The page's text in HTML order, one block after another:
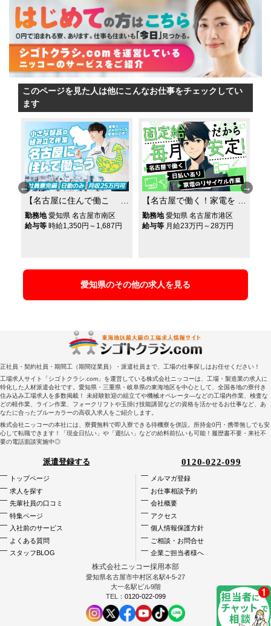
このページを見た人は他にこんなお仕事をチェックしてい
ます
【名古屋に住んで働こ
う！】人気エリアに入寮
可のお仕事★小さな部品
勤務地愛知県 名古屋市南区
給与等 時給1,350円～1,687円
【名古屋で働く！家電を
ばらしてリサイクル】名
古屋駅近くの寮に住める
勤務地愛知県 名古屋市港区
給与等 月給23万円～28万円
愛知県のその他の求人を見る
正社員・契約社員・期間工（期間従業員）・派遣社員まで、工場の仕事探しはお任せください！
工場求人サイト「シゴトクラシ.com」を運営している株式会社ニッコーは、工場・製造業の求人に
特化した人材派遣会社です。愛知県・三重県・岐阜県の東海地区を中心として、全国各地の寮付き
住み込み工場求人を多数掲載！ 未経験歓迎の組立てや機械オペレータ―などの工場内作業、検査な
どの軽作業、ライン作業、フォークリフトや玉掛け技能講習などの資格を活かせるお仕事など、あ
なたに合ったブルーカラーの高収入求人をご紹介します。
株式会社ニッコーの本社には、寮費無料で即入寮できる待機寮を併設。所持金0円・携帯無しでも安
心して転職できます！「現金日払い」や「週払い」などの給料前払いも可能！履歴書不要・来社不
要の電話面談実施中◎
派遣登録する 0120-022-099
トップページ
求人を探す
先輩社員の口コミ
特集ページ
入社前のサービス
よくある質問
スタッフBLOG
メルマガ登録
お仕事相談予約
会社概要
アクセス
個人情報保護方針
ご相談・お問合せ
企業ご担当者様へ
株式会社ニッコー採用本部
愛知県名古屋市中村区名駅4-5-27
大一名駅ビル9階
TEL： 0120-022-099